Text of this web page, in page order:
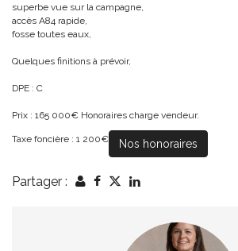
superbe vue sur la campagne,
accès A84 rapide,
fosse toutes eaux,
Quelques finitions à prévoir,
DPE : C
Prix : 165 000€ Honoraires charge vendeur.
Taxe foncière : 1 200€ Nos honoraires
Partager :